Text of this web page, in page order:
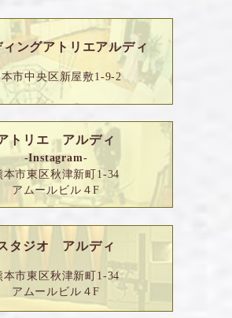
ィングアトリエアルディ
市中央区新屋敷1-9-2
トリエ アルディ
-Instagram-
本市東区秋津新町1-34
アムールビル４F
タジオ アルディ
本市東区秋津新町1-34
アムールビル４F